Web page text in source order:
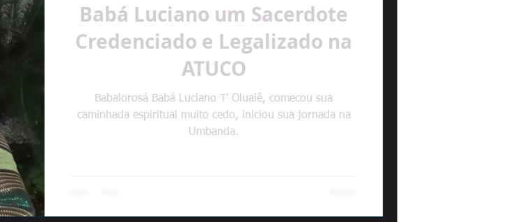
Babá Luciano um Sacerdote
Credenciado e Legalizado na
ATUCO
Babalorosá Babá Luciano T' Oluaiê, comecou sua
caminhada espiritual muito cedo, iniciou sua jornada na
Umbanda.